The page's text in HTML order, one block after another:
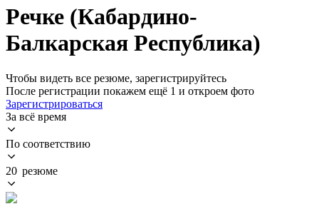
Речке (Кабардино-
Балкарская Республика)
Чтобы видеть все резюме, зарегистрируйтесь
После регистрации покажем ещё 1 и откроем фото
Зарегистрироваться
За всё время
По соответствию
20 резюме